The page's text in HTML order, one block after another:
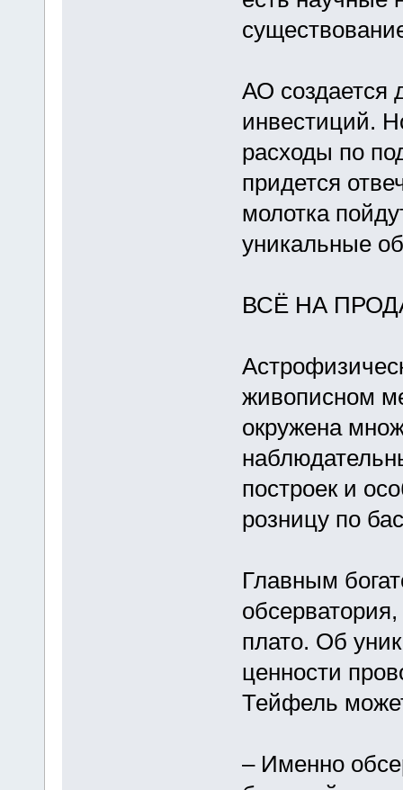
АО создается
инвестиций.
расходы по
придется
молотка
уникальные
ВСЁ НА
живописном
окружена
построек и
розницу по
Главным
плато. Об
ценности
Тейфель
– Именно